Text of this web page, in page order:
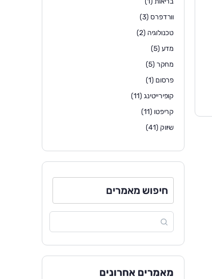
וורדפרס (3)
טכנולוגיה (2)
מדע (5)
מחקר (5)
פרסום (1)
קופירייטינג(11)
קריפטו (11)
שיווק (41)
חיפוש מאמרים
מאמרים אחרונים